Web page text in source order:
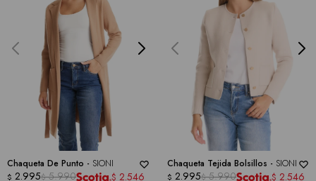
Chaqueta De Punto - SIONI
$ 2.995$ 5.990 $ 2.546
Chaqueta Tejida Bolsillos - SIONI
$ 2.995$ 5.990 $ 2.546